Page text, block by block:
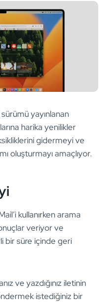
yayınlanan
harika yenilikler
gidermeyi ve
oluşturmayı amaçlıyor.
kullanırken arama
veriyor ve
bir süre içinde geri
ve yazdığınız iletinin
istediğiniz bir